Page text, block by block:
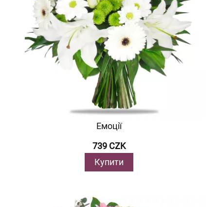
Емоції
739 CZK
Купити